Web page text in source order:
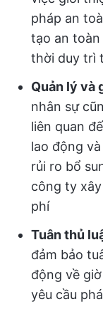
pháp an
tạo an
thời duy trì
Quản lý và
nhân sự
liên quan
lao động
rủi ro bổ
công ty
phí
Tuân thủ
đảm bảo
động về
yêu cầu